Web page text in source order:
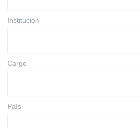
Institución
Cargo
País